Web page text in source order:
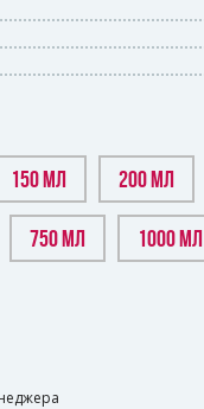
150 МЛ 200 МЛ
750 МЛ 1000 МЛ